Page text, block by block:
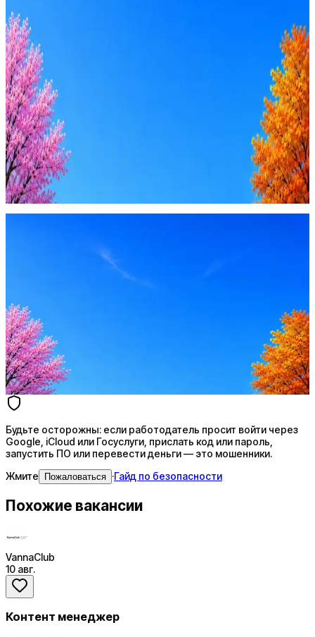
Будьте осторожны: если работодатель просит войти через
Google, iCloud или Госуслуги, прислать код или пароль,
запустить ПО или перевести деньги — это мошенники.
Жмите Пожаловаться
Стратегия поиска с AI: рынки, позиции, вилка, каналы
Будьте осторожны: если работодатель просит войти через
Google, iCloud или Госуслуги, прислать код или пароль,
запустить ПО или перевести деньги — это мошенники.
Жмите
Пожаловаться ·Гайд по безопасности
Похожие вакансии
VannaClub
10 авг.
Контент менеджер